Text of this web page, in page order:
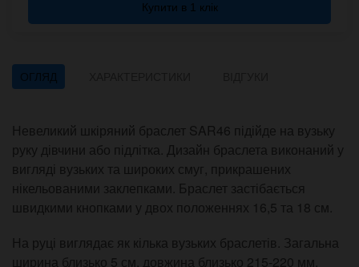
Купити в 1 клік
ОГЛЯД
Невеликий шкіряний браслет SAR46 підійде на вузьку
руку дівчини або підлітка. Дизайн браслета виконаний у
вигляді вузьких та широких смуг, прикрашених
нікельованими заклепками. Браслет застібається
швидкими кнопками у двох положеннях 16,5 та 18 см.
На руці виглядає як кілька вузьких браслетів. Загальна
ширина близько 5 см, довжина близько 215-220 мм.